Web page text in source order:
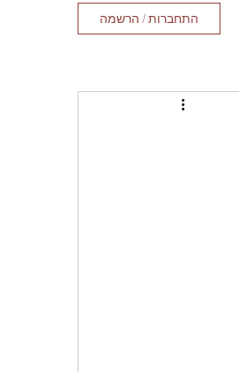
התחברות / הרשמה